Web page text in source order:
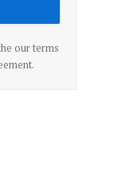
our terms